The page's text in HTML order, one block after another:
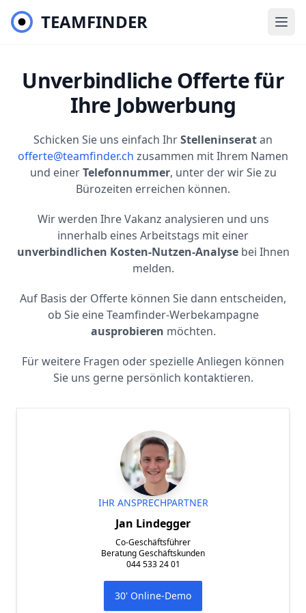
TEAMFINDER
Unverbindliche Offerte für
Ihre Jobwerbung
Schicken Sie uns einfach IhrStelleninseratan
offerte@teamfinder.ch zusammen mit Ihrem Namen
und einerTelefonnummer, unter der wir Sie zu
Bürozeiten erreichen können.
Wir werden Ihre Vakanz analysieren und uns
innerhalb eines Arbeitstags mit einer
unverbindlichen Kosten-Nutzen-Analysebei Ihnen
melden.
Auf Basis der Offerte können Sie dann entscheiden,
ob Sie eine Teamfinder-Werbekampagne
ausprobieren möchten.
Für weitere Fragen oder spezielle Anliegen können
Sie uns gerne persönlich kontaktieren.
IHR ANSPRECHPARTNER
Jan Lindegger
Co-Geschäftsführer
Beratung Geschäftskunden
044 533 24 01
30' Online-Demo